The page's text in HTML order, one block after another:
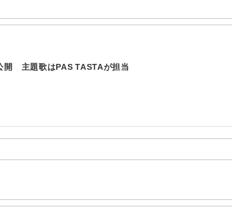
開 主題歌はPAS TASTAが担当